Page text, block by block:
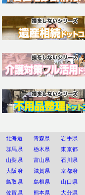
北海道 青森県 岩手県
群馬県
栃木県 東京都
山梨県
富山県 石川県
大阪府
滋賀県 京都府
鳥取県
島根県 山口県
佐賀県
熊本県 大分県